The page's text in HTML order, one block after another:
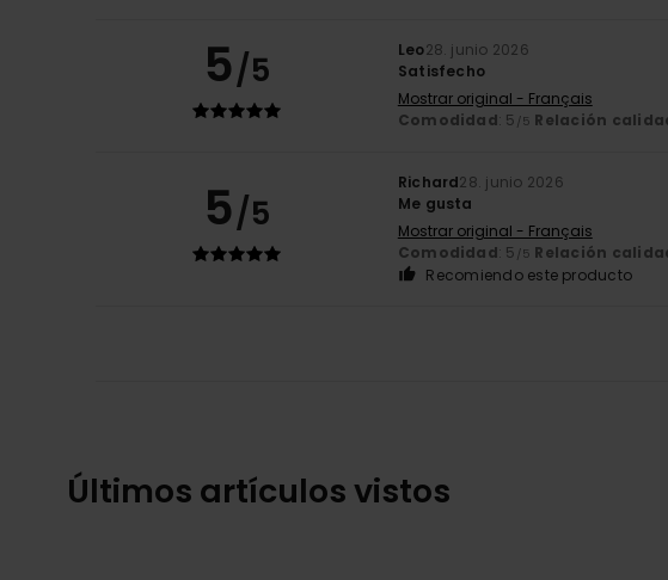
5/5 Leo28. junio 2026
Satisfecho
Mostrar original - Français
Comodidad: 5 /5 Relación
5/5
Richard28. junio 2026
Me gusta
Mostrar original - Français
Comodidad: 5 /5 Relación
Recomiendo este producto
Últimos artículos vistos